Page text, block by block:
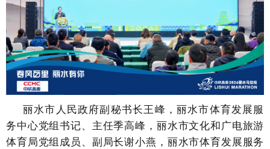
丽水市人民政府副秘书长王峰， 丽水市体育发展服
务中心党组书记、主任季高峰， 丽水市文化和广电旅游
体育局党组成员、副局长谢小燕， 丽水市体育发展服务